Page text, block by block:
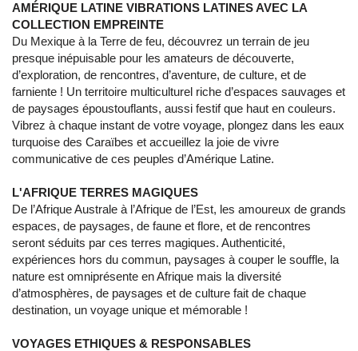
AMÉRIQUE LATINE VIBRATIONS LATINES AVEC LA
COLLECTION EMPREINTE
Du Mexique à la Terre de feu, découvrez un terrain de jeu
presque inépuisable pour les amateurs de découverte,
d’exploration, de rencontres, d’aventure, de culture, et de
farniente ! Un territoire multiculturel riche d’espaces sauvages et
de paysages époustouflants, aussi festif que haut en couleurs.
Vibrez à chaque instant de votre voyage, plongez dans les eaux
turquoise des Caraïbes et accueillez la joie de vivre
communicative de ces peuples d’Amérique Latine.
L'AFRIQUE TERRES MAGIQUES
De l’Afrique Australe à l’Afrique de l’Est, les amoureux de grands
espaces, de paysages, de faune et flore, et de rencontres
seront séduits par ces terres magiques. Authenticité,
expériences hors du commun, paysages à couper le souffle, la
nature est omniprésente en Afrique mais la diversité
d’atmosphères, de paysages et de culture fait de chaque
destination, un voyage unique et mémorable !
VOYAGES ETHIQUES & RESPONSABLES